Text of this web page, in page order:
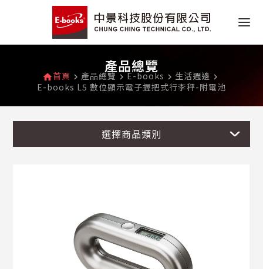
產品總覽
home首頁 navigate_next 產品總覽 navigate_next E-books navigate_next 生活週邊 navigate_next
E-books L5 數位顯示電子握把式行李秤-附電池
選擇商品類別